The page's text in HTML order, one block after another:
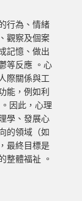
行為、情緒
觀察及個案
記憶、做出
等反應 。心
際關係與工
能，例如利
因此，心理
學、發展心
的領域（如
最終目標是
整體福祉 。